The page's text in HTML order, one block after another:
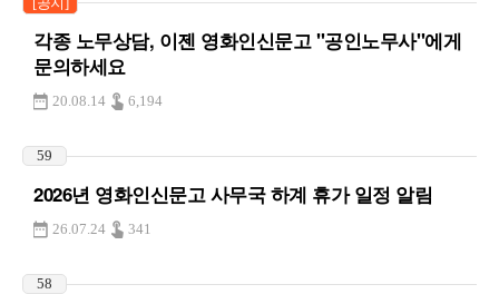
각종 노무상담, 이젠 영화인신문고 "공인노무사"에게
문의하세요
20.08.14 6,194
59
2026년 영화인신문고 사무국 하계 휴가 일정 알림
26.07.24 341
58